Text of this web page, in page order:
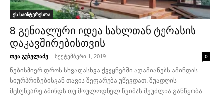
ეს საინტერესოა
8 გენიალური იდეა სახლთან ტერასის
დაკავშირებისთვის
თეა გუბელაძე - სექტემბერი 1, 2019 0
ნებისმიერ დროს სხვადასხვა ქვეყნებში ადამიანებს ამინდის
სიურპრიზებისგან თავის შეფარება უწევდათ. შუადღის
მცხუნვარე ამინდს თუ მოულოდნელ წვიმას შეუძლია განწყობა